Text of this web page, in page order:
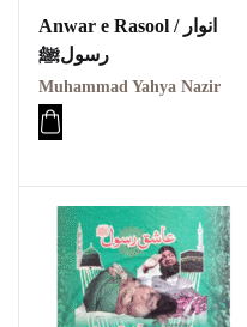
Anwar e Rasool / انوار
رسولﷺ
Muhammad Yahya Nazir